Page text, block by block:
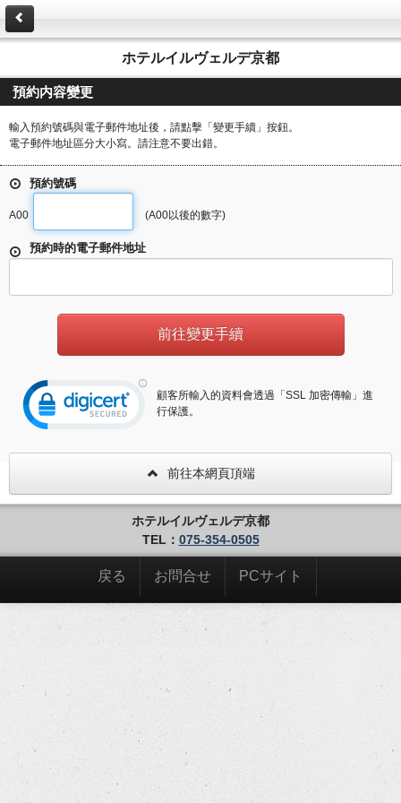
ホテルイルヴェルデ京都
預約内容變更
輸入預約號碼與電子郵件地址後，請點擊「變更手續」按鈕。
電子郵件地址區分大小寫。請注意不要出錯。
預約號碼
A00 (A00以後的數字)
預約時的電子郵件地址
顧客所輸入的資料會透過「SSL 加密傳輸」進
行保護。
前往本網頁頂端
ホテルイルヴェルデ京都
TEL： 075-354-0505
戻る お問合せ PCサイト